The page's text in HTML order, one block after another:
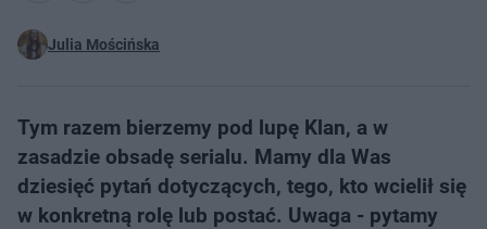
Julia Mościńska
Tym razem bierzemy pod lupę Klan, a w
zasadzie obsadę serialu. Mamy dla Was
dziesięć pytań dotyczących, tego, kto wcielił się
w konkretną rolę lub postać. Uwaga - pytamy